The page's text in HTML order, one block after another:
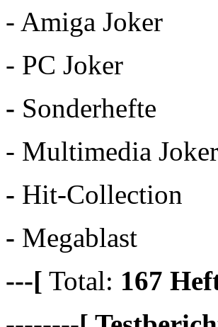
- Amiga
- PC Joker
-
- Multimedia
- Hit-
-
---[ Total: 167